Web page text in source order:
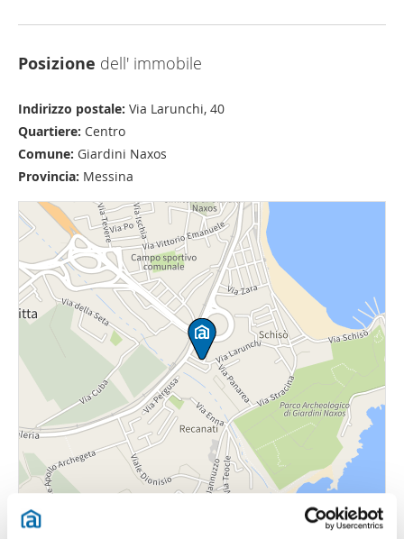
Posizione dell' immobile
Indirizzo postale: Via Larunchi, 40
Quartiere: Centro
Comune: Giardini Naxos
Provincia: Messina